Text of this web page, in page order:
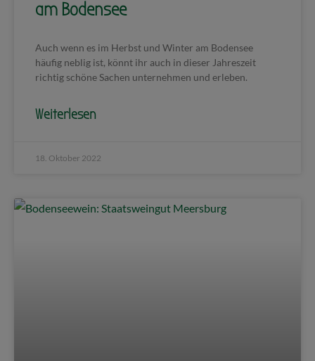
am Bodensee
Auch wenn es im Herbst und Winter am Bodensee
häufig neblig ist, könnt ihr auch in dieser Jahreszeit
richtig schöne Sachen unternehmen und erleben.
Weiterlesen
18. Oktober 2022